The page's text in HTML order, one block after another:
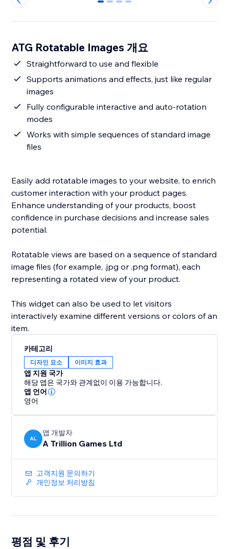
0 1 2 3
ATG Rotatable Images 개요
Straightforward to use and flexible
Supports animations and effects, just like regular
images
Fully configurable interactive and auto-rotation
modes
Works with simple sequences of standard image
files
Easily add rotatable images to your website, to enrich
customer interaction with your product pages.
Enhance understanding of your products, boost
confidence in purchase decisions and increase sales
potential.
Rotatable views are based on a sequence of standard
image files (for example, .jpg or .png format), each
representing a rotated view of your product.
This widget can also be used to let visitors
interactively examine different versions or colors of an
카테고리
디자인 요소 이미지 효과
앱 지원 국가
해당 앱은 국가와 관계없이 이용 가능합니다.
앱 언어
영어
AL
앱 개발자
A Trillion Games Ltd
고객지원 문의하기
개인정보 처리방침
평점 및 후기